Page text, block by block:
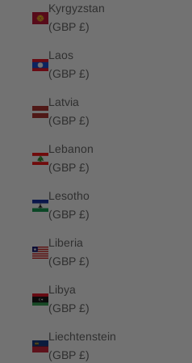
Kyrgyzstan
(GBP £)
Laos
(GBP £)
Latvia
(GBP £)
Lebanon
(GBP £)
Lesotho
(GBP £)
Liberia
(GBP £)
Libya
(GBP £)
Liechtenstein
(GBP £)